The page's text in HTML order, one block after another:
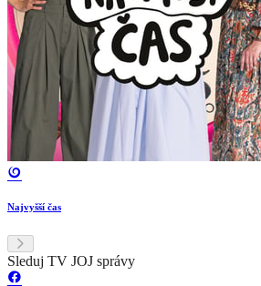
Najvyšší čas
Sleduj TV JOJ správy